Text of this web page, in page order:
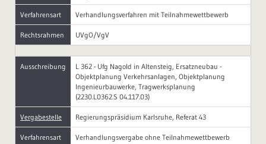
Verfahrensart Verhandlungsverfahren mit Teilnahmewettbewerb
Rechtsrahmen UVgO/VgV
Ausschreibung
L 362 - Ufg Nagold in Altensteig, Ersatzneubau -
Objektplanung Verkehrsanlagen, Objektplanung
Ingenieurbauwerke, Tragwerksplanung
(2230.L0362.S 04.117.03)
Vergabestelle Regierungspräsidium Karlsruhe, Referat 43
Verfahrensart Verhandlungsvergabe ohne Teilnahmewettbewerb